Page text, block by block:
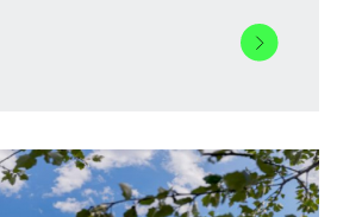
Lees
meer
in
Oost-